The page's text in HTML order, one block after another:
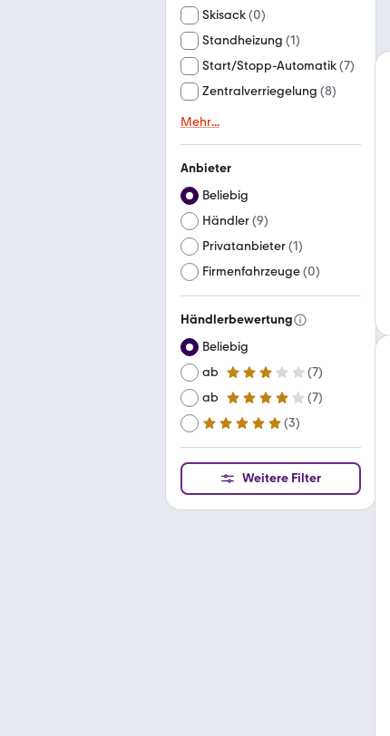
Skisack(0)
Standheizung (1)
Start/Stopp-Automatik(7)
Zentralverriegelung (8)
Mehr...
Anbieter
Beliebig
Händler(9)
Privatanbieter(1)
Firmenfahrzeuge(0)
Händlerbewertung
Beliebig
ab
3 Sterne (7)
ab
4 Sterne (7)
ab
5 Sterne (3)
Weitere Filter